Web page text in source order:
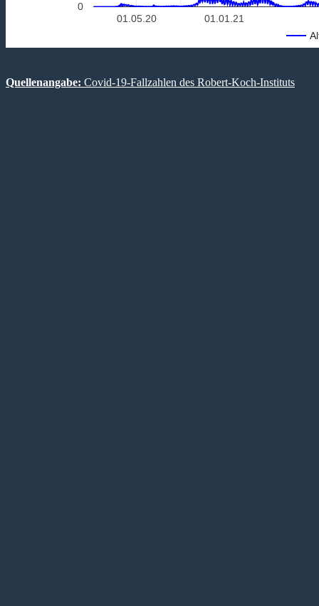
01.01.21
01.05.20
0
Quellenangabe: Covid-19-Fallzahlen des Robert-Koch-Instituts